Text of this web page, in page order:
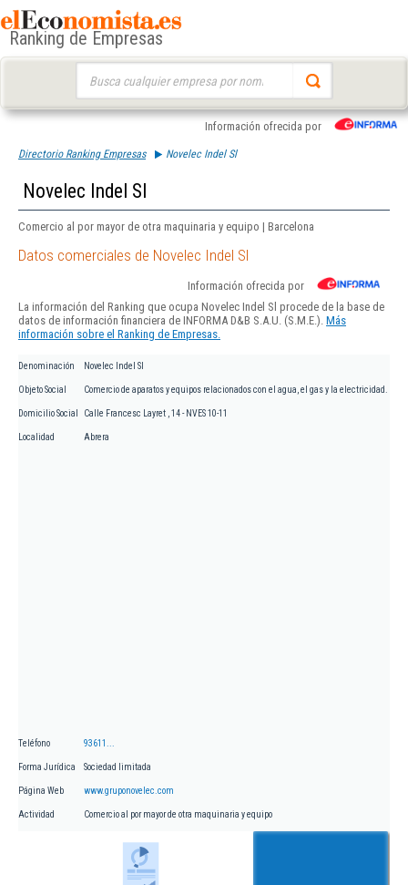
Ranking de Empresas
Información ofrecida por
Directorio Ranking Empresas Novelec Indel Sl
Novelec Indel Sl
Comercio al por mayor de otra maquinaria y equipo | Barcelona
Datos comerciales de Novelec Indel Sl
Información ofrecida por
La información del Ranking que ocupa Novelec Indel Sl procede de la base de
datos de información financiera de INFORMA D&B S.A.U. (S.M.E.). Más
información sobre el Ranking de Empresas.
Denominación Novelec Indel Sl
Objeto Social Comercio de aparatos y equipos relacionados con el agua, el gas y la electricidad.
Domicilio Social Calle Francesc Layret , 14 - NVES 10-11
Localidad Abrera
Teléfono 93611...
Forma Jurídica Sociedad limitada
Página Web www.gruponovelec.com
Actividad Comercio al por mayor de otra maquinaria y equipo